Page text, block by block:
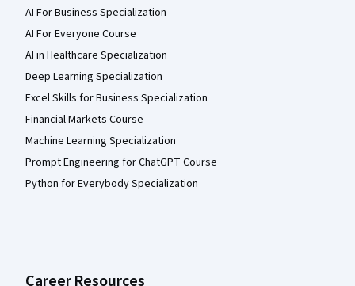
AI For Business Specialization
AI For Everyone Course
AI in Healthcare Specialization
Deep Learning Specialization
Excel Skills for Business Specialization
Financial Markets Course
Machine Learning Specialization
Prompt Engineering for ChatGPT Course
Python for Everybody Specialization
Career Resources